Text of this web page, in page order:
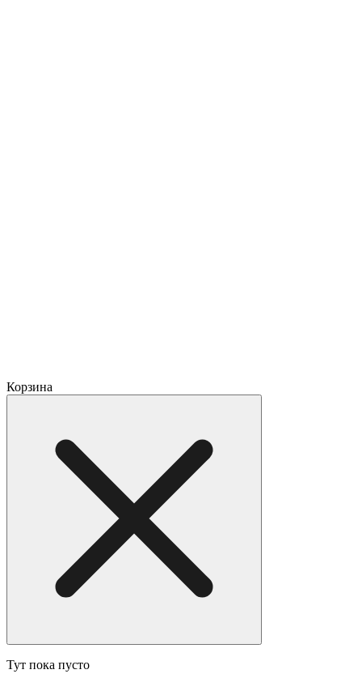
Корзина
Тут пока пусто